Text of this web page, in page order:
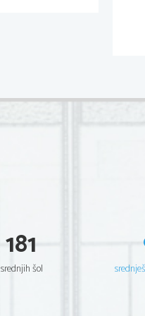
181
srednjih šol